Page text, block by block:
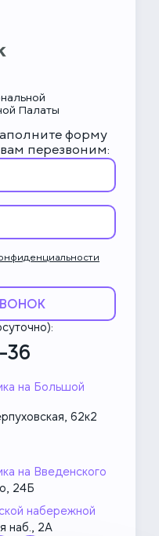
Палаты
форму
перезвоним:
36
на Большой
62к2
на Введенского
24Б
набережной
наб., 2А